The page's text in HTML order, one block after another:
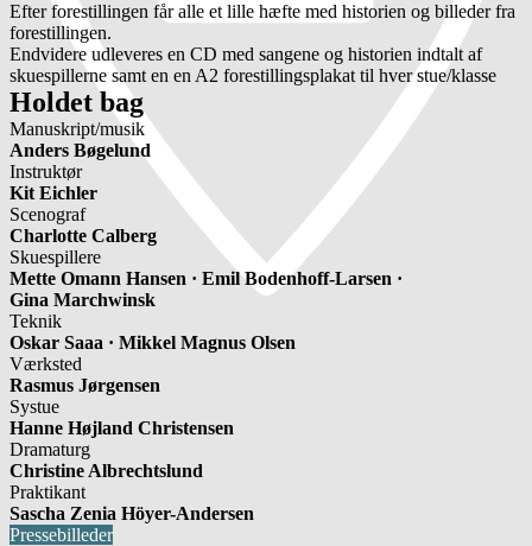
Efter forestillingen får alle et lille hæfte med historien og billeder fra
forestillingen.
Endvidere udleveres en CD med sangene og historien indtalt af
skuespillerne samt en en A2 forestillingsplakat til hver stue/klasse
Holdet bag
Manuskript/musik
Anders Bøgelund
Instruktør
Kit Eichler
Scenograf
Charlotte Calberg
Skuespillere
Mette Omann Hansen · Emil Bodenhoff-Larsen ·
Gina Marchwinsk
Teknik
Oskar Saaa · Mikkel Magnus Olsen
Værksted
Rasmus Jørgensen
Systue
Hanne Højland Christensen
Dramaturg
Christine Albrechtslund
Praktikant
Sascha Zenia Höyer-Andersen
Pressebilleder